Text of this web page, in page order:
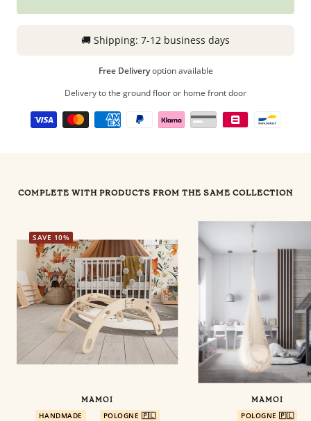
🚚 Shipping: 7-12 business days
Free Deliveryoption available
Delivery to the ground floor or home front door
COMPLETE WITH PRODUCTS FROM THE SAME COLLECTION
SAVE 10%
MAMOI
HANDMADE POLOGNE 🇵🇱
MAMOI
POLOGNE 🇵🇱